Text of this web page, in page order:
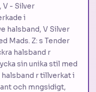
V - Silver
i
halsband, V Silver
Mads. Z: s Tender
halsband r
sin unika stil med
r tillverkat i
och mngsidigt,